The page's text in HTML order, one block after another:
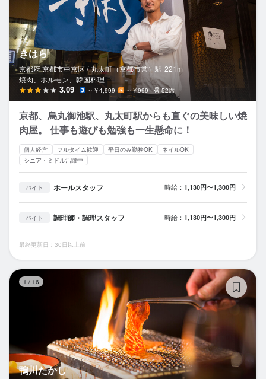
きはら
京都府 京都市中京区 / 丸太町（京都市営） 駅 221m
焼肉、ホルモン、韓国料理
3.09 ～￥4,999 ～￥999 52席
京都、烏丸御池駅、丸太町駅からも直ぐの美味しい焼
肉屋。 仕事も遊びも勉強も一生懸命に！
個人経営 フルタイム歓迎 平日のみ勤務OK
ネイルOK
シニア・ミドル活躍中
バイト ホールスタッフ 時給： 1,130円〜1,300円
バイト 調理師・調理スタッフ 時給： 1,130円〜1,300円
最終更新日：30日以上前
1 / 16
鴨川たかし